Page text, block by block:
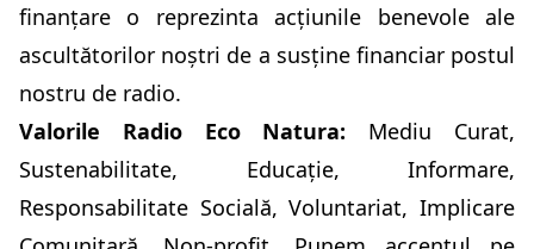
finanțare o reprezinta acțiunile benevole ale
ascultătorilor noștri de a susține financiar postul
nostru de radio.
Valorile Radio Eco Natura: Mediu Curat,
Sustenabilitate, Educație, Informare,
Responsabilitate Socială, Voluntariat, Implicare